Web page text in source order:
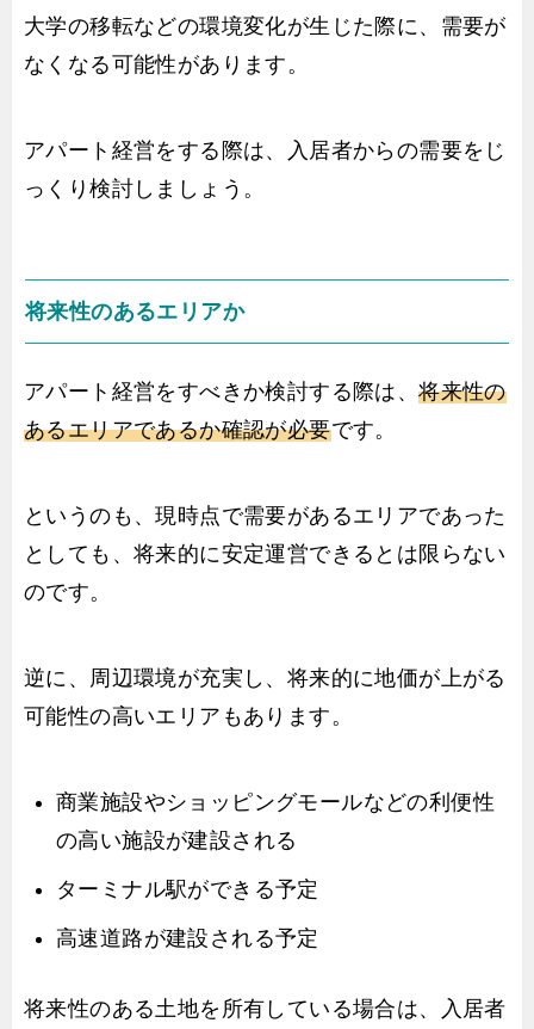
大学の移転などの環境変化が生じた際に、需要が
なくなる可能性があります。
アパート経営をする際は、入居者からの需要をじ
っくり検討しましょう。
将来性のあるエリアか
アパート経営をすべきか検討する際は、将来性の
あるエリアであるか確認が必要です。
というのも、現時点で需要があるエリアであった
としても、将来的に安定運営できるとは限らない
のです。
逆に、周辺環境が充実し、将来的に地価が上がる
可能性の高いエリアもあります。
商業施設やショッピングモールなどの利便性
の高い施設が建設される
ターミナル駅ができる予定
高速道路が建設される予定
将来性のある土地を所有している場合は、入居者